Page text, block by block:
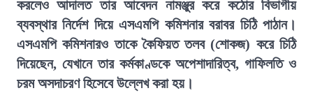
করলেও আদালত তার আবেদন নামঞ্জুর করে কঠোর বিভাগীয়
ব্যবস্থার নির্দেশ দিয়ে এসএমপি কমিশনার বরাবর চিঠি পাঠান।
এসএমপি কমিশনারও তাকে কৈফিয়ত তলব (শোকজ) করে চিঠি
দিয়েছেন, যেখানে তার কর্মকাণ্ডকে অপেশাদারিত্ব, গাফিলতি ও
চরম অসদাচরণ হিসেবে উল্লেখ করা হয়।